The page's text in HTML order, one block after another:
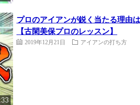
プロのアイアンが鋭く当たる理由
【古閑美保プロのレッスン】
2019年12月21日 アイアンの打ち方